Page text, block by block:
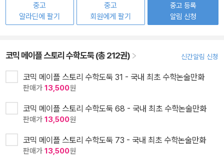
중고
알라딘에 팔기
중고
회원에게 팔기
중고 등록
알림 신청
코믹 메이플 스토리 수학도둑 (총 212권) 신간알림 신청
코믹 메이플 스토리 수학도둑 31 - 국내 최초 수학논술만화
판매가 13,500원
코믹 메이플 스토리 수학도둑 68 - 국내 최초 수학논술만화
판매가 13,500원
코믹 메이플 스토리 수학도둑 73 - 국내 최초 수학논술만화
판매가 13,500원